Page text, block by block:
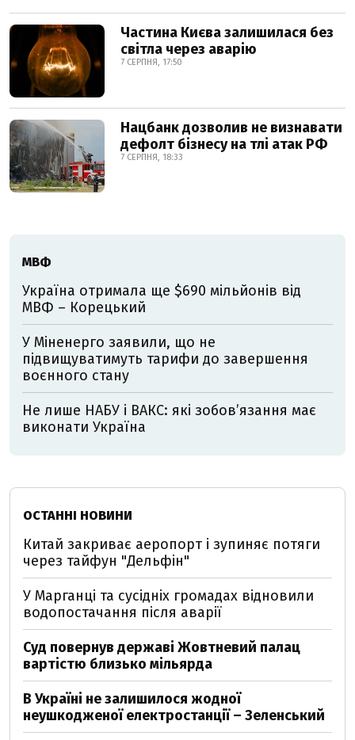
Частина Києва залишилася без
світла через аварію
7 СЕРПНЯ, 17:50
Нацбанк дозволив не визнавати
дефолт бізнесу на тлі атак РФ
7 СЕРПНЯ, 18:33
МВФ
Україна отримала ще $690 мільйонів від
МВФ – Корецький
У Міненерго заявили, що не
підвищуватимуть тарифи до завершення
воєнного стану
Не лише НАБУ і ВАКС: які зобов’язання має
виконати Україна
ОСТАННІ НОВИНИ
Китай закриває аеропорт і зупиняє потяги
через тайфун "Дельфін"
У Марганці та сусідніх громадах відновили
водопостачання після аварії
Суд повернув державі Жовтневий палац
вартістю близько мільярда
В Україні не залишилося жодної
неушкодженої електростанції – Зеленський